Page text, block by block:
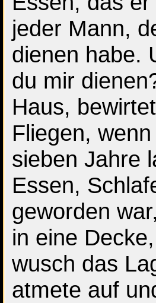
jeder Mann,
dienen habe.
du mir
Haus,
Fliegen,
sieben Jahre
Essen,
geworden
in eine
wusch das
atmete auf